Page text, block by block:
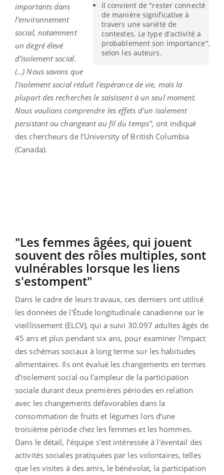
Il convient de "rester connecté
de manière significative à
travers une variété de
contextes. Le type d'activité a
probablement son importance",
selon les auteurs.
importants dans
l’environnement
social, notamment
un degré élevé
d’isolement social.
(…) Nous savons que
l'isolement social réduit l'espérance de vie, mais la
plupart des recherches le saisissent à un seul moment.
Nous voulions comprendre les effets d'un isolement
persistant ou changeant au fil du temps", ont indiqué
des chercheurs de l’University of British Columbia
(Canada).
"Les femmes âgées, qui jouent
souvent des rôles multiples, sont
vulnérables lorsque les liens
s'estompent"
Dans le cadre de leurs travaux, ces derniers ont utilisé
les données de l'Étude longitudinale canadienne sur le
vieillissement (ELCV), qui a suivi 30.097 adultes âgés de
45 ans et plus pendant six ans, pour examiner l'impact
des schémas sociaux à long terme sur les habitudes
alimentaires. Ils ont évalué les changements en termes
d'isolement social ou l'ampleur de la participation
sociale durant deux premières périodes en relation
avec les changements défavorables dans la
consommation de fruits et légumes lors d’une
troisième période chez les femmes et les hommes.
Dans le détail, l’équipe s'est intéressée à l'éventail des
activités sociales pratiquées par les volontaires, telles
que les visites à des amis, le bénévolat, la participation